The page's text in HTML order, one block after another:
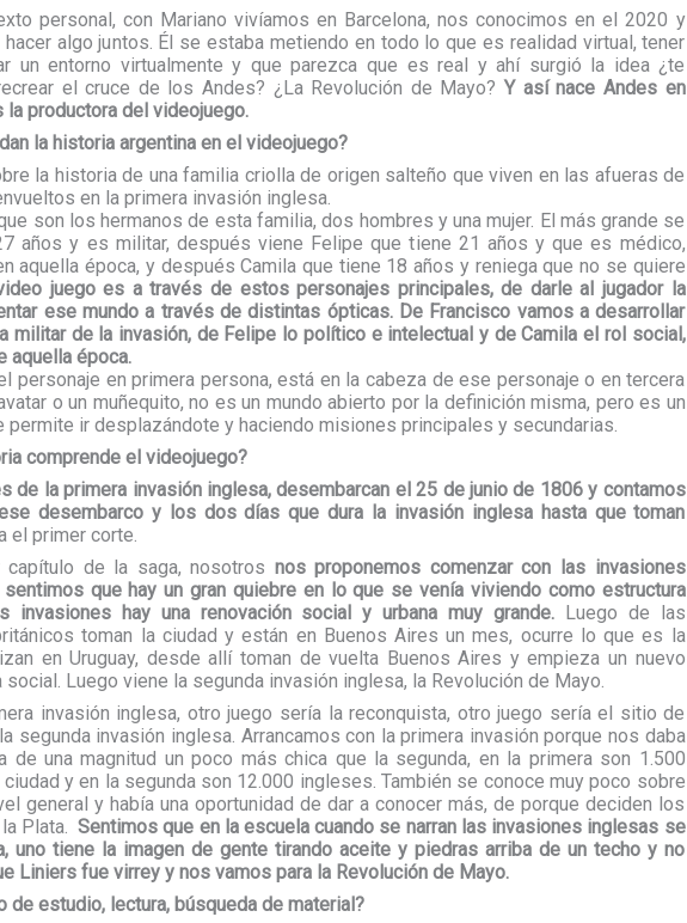
personal, con Mariano vivíamos en Barcelona, nos conocimos en el 2020 y
algo juntos. Él se estaba metiendo en todo lo que es realidad virtual, tener
un entorno virtualmente y que parezca que es real y ahí surgió la idea ¿te
el cruce de los Andes? ¿La Revolución de Mayo?Y así nace Andes en
productora del videojuego.
la historia argentina en el videojuego?
la historia de una familia criolla de origen salteño que viven en las afueras de
en la primera invasión inglesa.
son los hermanos de esta familia, dos hombres y una mujer. El más grande se
años y es militar, después viene Felipe que tiene 21 años y que es médico,
aquella época, y después Camila que tiene 18 años y reniega que no se quiere
juego es a través de estos personajes principales, de darle al jugador la
ese mundo a través de distintas ópticas. De Francisco vamos a desarrollar
militar de la invasión, de Felipe lo político e intelectual y de Camila el rol social,
aquella época.
personaje en primera persona, está en la cabeza de ese personaje o en tercera
o un muñequito, no es un mundo abierto por la definición misma, pero es un
permite ir desplazándote y haciendo misiones principales y secundarias.
comprende el videojuego?
de la primera invasión inglesa, desembarcan el 25 de junio de 1806 y contamos
desembarco y los dos días que dura la invasión inglesa hasta que toman
el primer corte.
de la saga, nosotros nos proponemos comenzar con las invasiones
que hay un gran quiebre en lo que se venía viviendo como estructura
invasiones hay una renovación social y urbana muy grande.Luego de las
toman la ciudad y están en Buenos Aires un mes, ocurre lo que es la
en Uruguay, desde allí toman de vuelta Buenos Aires y empieza un nuevo
Luego viene la segunda invasión inglesa, la Revolución de Mayo.
invasión inglesa, otro juego sería la reconquista, otro juego sería el sitio de
segunda invasión inglesa. Arrancamos con la primera invasión porque nos daba
de una magnitud un poco más chica que la segunda, en la primera son 1.500
y en la segunda son 12.000 ingleses. También se conoce muy poco sobre
general y había una oportunidad de dar a conocer más, de porque deciden los
la Plata.Sentimos que en la escuela cuando se narran las invasiones inglesas se
uno tiene la imagen de gente tirando aceite y piedras arriba de un techo y no
Liniers fue virrey y nos vamos para la Revolución de Mayo.
de estudio, lectura, búsqueda de material?